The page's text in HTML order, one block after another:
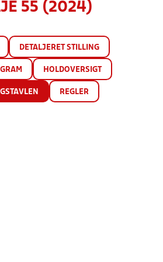
55 (2024)
DETALJERET STILLING
HOLDOVERSIGT
REGLER